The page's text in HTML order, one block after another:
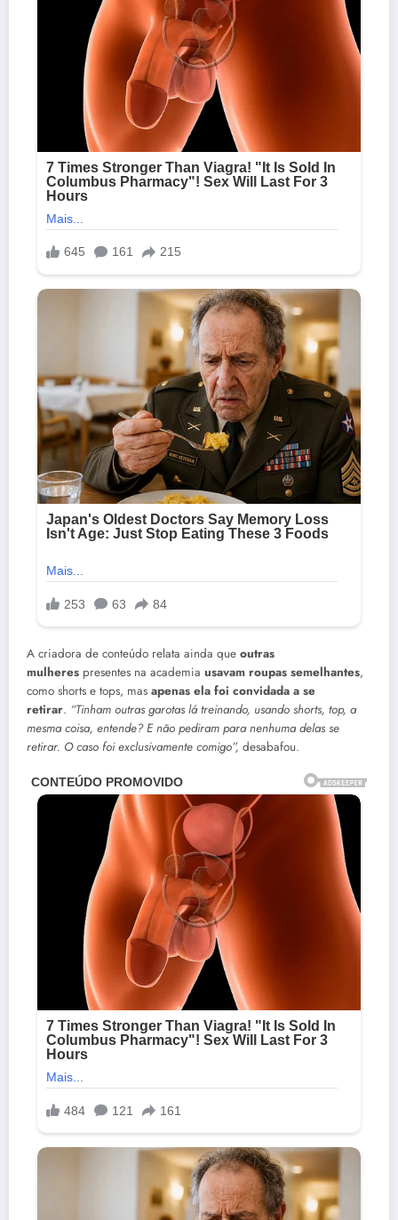
A criadora de conteúdo relata ainda que outras
mulheres presentes na academia usavam roupas semelhantes,
como shorts e tops, mas apenas ela foi convidada a se
retirar. “Tinham outras garotas lá treinando, usando shorts, top, a
mesma coisa, entende? E não pediram para nenhuma delas se
retirar. O caso foi exclusivamente comigo”, desabafou.